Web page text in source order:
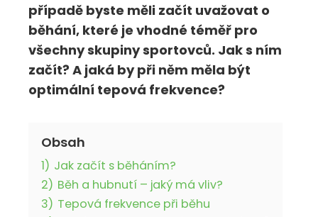
případě byste měli začít uvažovat o
běhání, které je vhodné téměř pro
všechny skupiny sportovců. Jak s ním
začít? A jaká by při něm měla být
optimální tepová frekvence?
Obsah
1) Jak začít s běháním?
2) Běh a hubnutí – jaký má vliv?
3) Tepová frekvence při běhu